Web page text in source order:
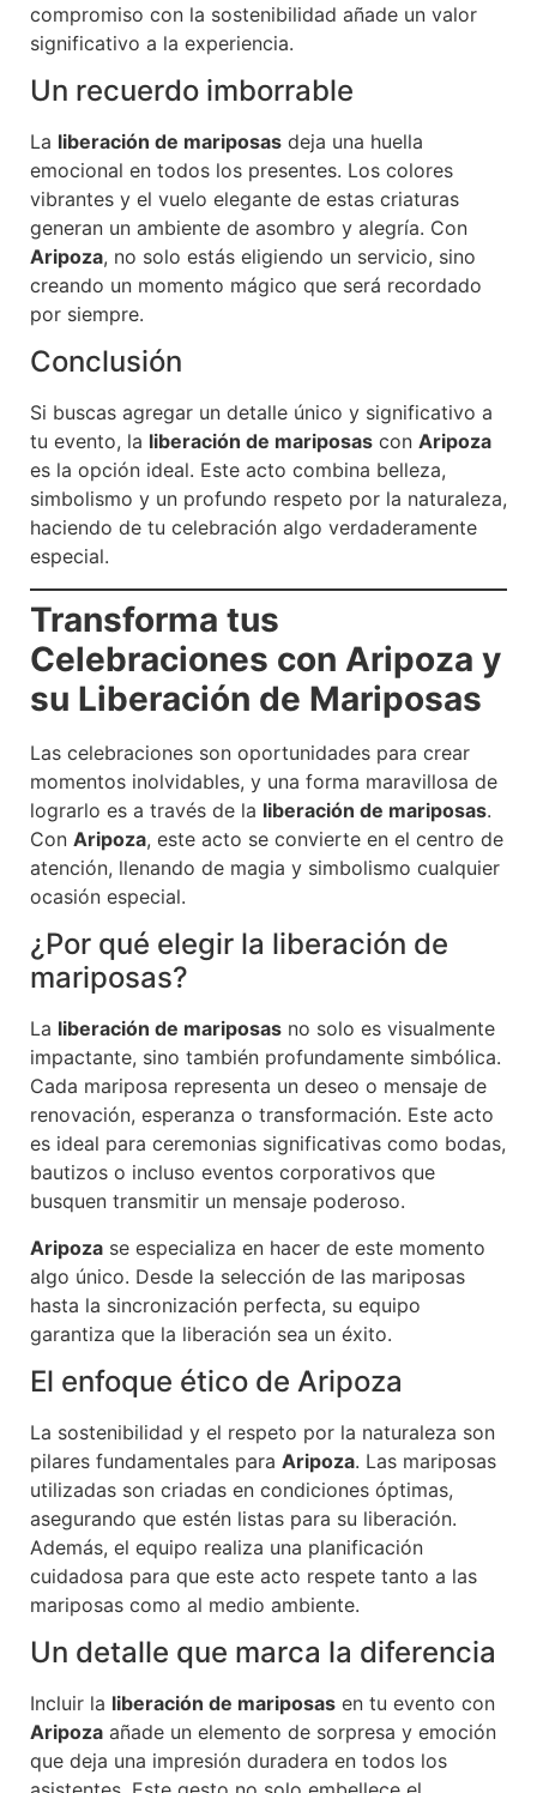
compromiso con la sostenibilidad añade un valor
significativo a la experiencia.
Un recuerdo imborrable
La liberación de mariposas deja una huella
emocional en todos los presentes. Los colores
vibrantes y el vuelo elegante de estas criaturas
generan un ambiente de asombro y alegría. Con
Aripoza, no solo estás eligiendo un servicio, sino
creando un momento mágico que será recordado
por siempre.
Conclusión
Si buscas agregar un detalle único y significativo a
tu evento, la liberación de mariposas con Aripoza
es la opción ideal. Este acto combina belleza,
simbolismo y un profundo respeto por la naturaleza,
haciendo de tu celebración algo verdaderamente
especial.
Transforma tus
Celebraciones con Aripoza y
su Liberación de Mariposas
Las celebraciones son oportunidades para crear
momentos inolvidables, y una forma maravillosa de
lograrlo es a través de la liberación de mariposas.
Con Aripoza, este acto se convierte en el centro de
atención, llenando de magia y simbolismo cualquier
ocasión especial.
¿Por qué elegir la liberación de
mariposas?
La liberación de mariposas no solo es visualmente
impactante, sino también profundamente simbólica.
Cada mariposa representa un deseo o mensaje de
renovación, esperanza o transformación. Este acto
es ideal para ceremonias significativas como bodas,
bautizos o incluso eventos corporativos que
busquen transmitir un mensaje poderoso.
Aripoza se especializa en hacer de este momento
algo único. Desde la selección de las mariposas
hasta la sincronización perfecta, su equipo
garantiza que la liberación sea un éxito.
El enfoque ético de Aripoza
La sostenibilidad y el respeto por la naturaleza son
pilares fundamentales para Aripoza. Las mariposas
utilizadas son criadas en condiciones óptimas,
asegurando que estén listas para su liberación.
Además, el equipo realiza una planificación
cuidadosa para que este acto respete tanto a las
mariposas como al medio ambiente.
Un detalle que marca la diferencia
Incluir la liberación de mariposas en tu evento con
Aripoza añade un elemento de sorpresa y emoción
que deja una impresión duradera en todos los